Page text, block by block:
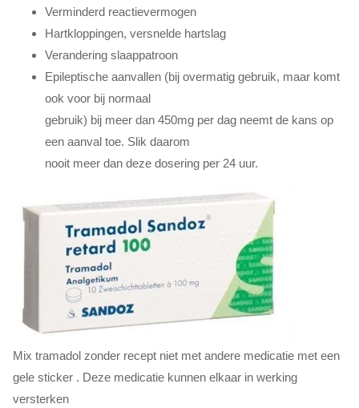
Verminderd reactievermogen
Hartkloppingen, versnelde hartslag
Verandering slaappatroon
Epileptische aanvallen (bij overmatig gebruik, maar komt
ook voor bij normaal
gebruik) bij meer dan 450mg per dag neemt de kans op
een aanval toe. Slik daarom
nooit meer dan deze dosering per 24 uur.
Mix tramadol zonder recept niet met andere medicatie met een
gele sticker . Deze medicatie kunnen elkaar in werking
versterken